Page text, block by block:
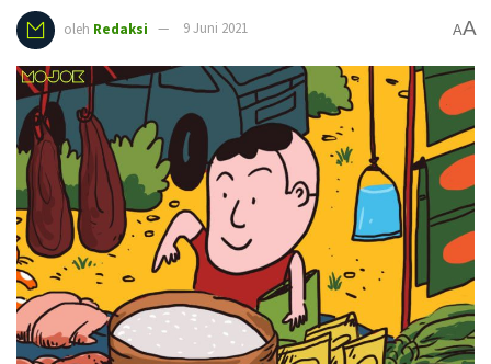
oleh Redaksi 9 Juni 2021 AA